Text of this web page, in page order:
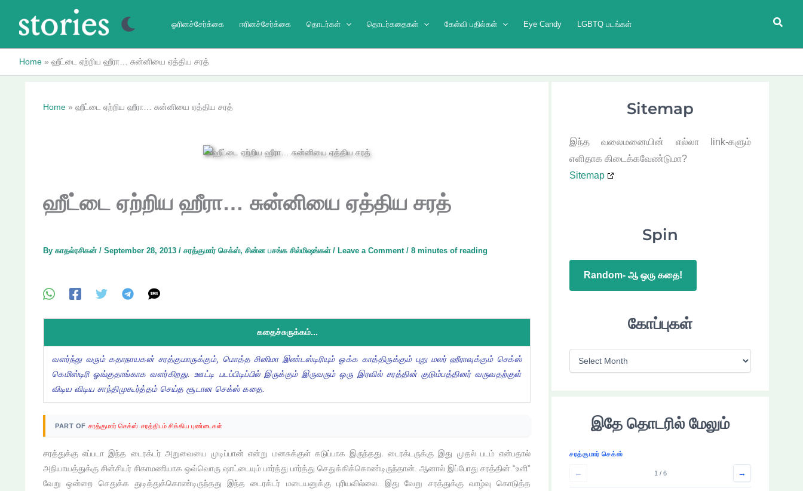
content
ஓரினச்சேர்க்கை ஈரினச்சேர்க்கை தொடர்கள் தொடர்கதைகள் கேள்வி பதில்கள் Eye Candy LGBTQ படங்கள்
Home ஹீட்டை ஏற்றிய ஹீரா… சுன்னியை ஏத்திய சரத்
Home ஹீட்டை ஏற்றிய ஹீரா… சுன்னியை ஏத்திய சரத்
ஹீட்டை ஏற்றிய ஹீரா… சுன்னியை ஏத்திய சரத்
By காதல்ரசிகன் / September 28, 2013 / சரத்குமார் செக்ஸ், சின்ன பசங்க சில்மிஷங்கள்/ Leave a Comment / 8 minutes of reading
கதைச்சுருக்கம்...
வளர்ந்து வரும் கதாநாயகன் சரத்குமாருக்கும், மொத்த சினிமா இண்டஸ்டிரியும் ஓக்க காத்திருக்கும் புது மலர் ஹீராவுக்கும் செக்ஸ்
கெமிஸ்டிரி ஓங்குதாங்காக வளர்கிறது. ஊட்டி படப்பிடிப்பில் இருக்கும் இருவரும் ஒரு இரவில் சரத்தின் குடும்பத்தினர் வருவதற்குள்
விடிய விடிய சாந்திமுகூர்த்தம் செய்த சூடான செக்ஸ் கதை.
PART OF சரத்குமார் செக்ஸ்› சரத்திடம் சிக்கிய புண்டைகள்
சரத்துக்கு எப்படா இந்த டைரக்டர் அறுவையை முடிப்பான் என்று மனசுக்குள் கடுப்பாக இருந்தது. டைரக்டருக்கு இது முதல் படம் என்பதால்
அநியாயத்துக்கு சின்சியர் சிகாமணியாக ஒவ்வொரு ஷாட்டையும் பார்த்து பார்த்து செதுக்கிக்கொண்டிருந்தான். ஆனால் இப்போது சரத்தின் “உளி”
வேறு ஒன்றை செதுக்க துடித்துக்கொண்டிருந்தது இந்த டைரக்டர் மடையனுக்கு புரியவில்லை. இது வேறு சரத்துக்கு வாழ்வு கொடுத்த
Sitemap
இந்த வலைமனையின் எல்லா link-களும்
எளிதாக கிடைக்கவேண்டுமா?
Sitemap
Spin
Random- ஆ ஒரு கதை!
கோப்புகள்
கோ
ப்
இதே தொடரில் மேலும்
சரத்குமார் செக்ஸ்
← 1 / 6 →